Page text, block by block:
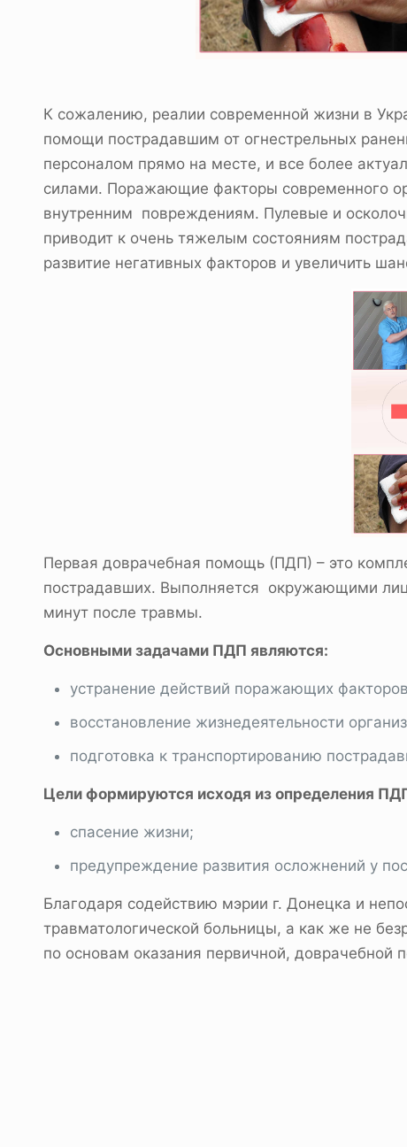
К сожалению, реалии современной жизни в
помощи пострадавшим от огнестрельных
персоналом прямо на месте, и все более
силами. Поражающие факторы современного
внутренним повреждениям. Пулевые и
приводит к очень тяжелым состояниям
развитие негативных факторов и увеличить
Первая доврачебная помощь (ПДП) – это
пострадавших. Выполняется окружающими
минут после травмы.
Основными задачами ПДП являются:
устранение действий поражающих
восстановление жизнедеятельности
подготовка к транспортированию
Цели формируются исходя из определения
спасение жизни;
предупреждение развития осложнений у
Благодаря содействию мэрии г. Донецка и
травматологической больницы, а как же не
по основам оказания первичной,